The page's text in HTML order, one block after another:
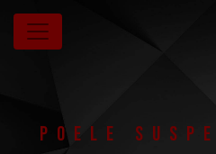
Panneau de gestion des cookies
Poele